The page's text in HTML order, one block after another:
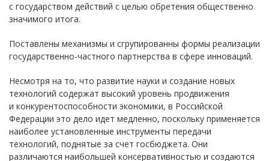
с государством действий с целью обретения общественно
значимого итога.
Поставлены механизмы и сгрупированны формы реализации
государственно-частного партнерства в сфере инноваций.
Несмотря на то, что развитие науки и создание новых
технологий содержат высокий уровень продвижения
и конкурентоспособности экономики, в Российской
Федерации это дело идет медленно, поскольку применяется
наиболее установленные инструменты передачи
технологий, поднятые за счет госбюджета. Они
различаются наибольшей консервативностью и создаются